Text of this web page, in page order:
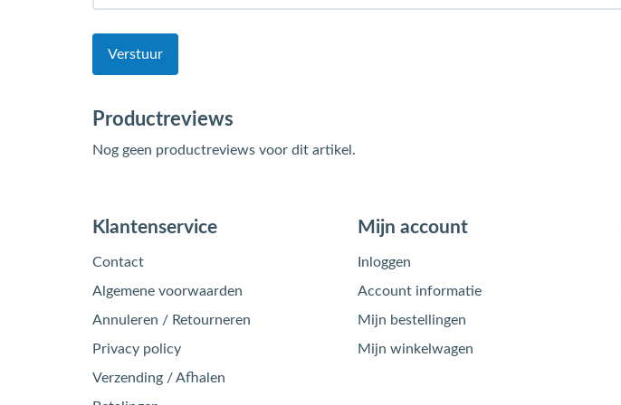
Verstuur
Productreviews
Nog geen productreviews voor dit artikel.
Klantenservice
Contact
Algemene voorwaarden
Annuleren / Retourneren
Privacy policy
Verzending / Afhalen
Mijn account
Inloggen
Account informatie
Mijn bestellingen
Mijn winkelwagen